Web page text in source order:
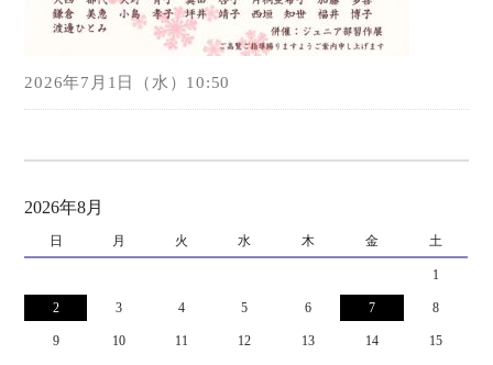
2026年7月1日（水）10:50
2026年8月
日 月 火 水 木 金 土
1
2 3 4 5 6 7 8
9 10 11 12 13 14 15